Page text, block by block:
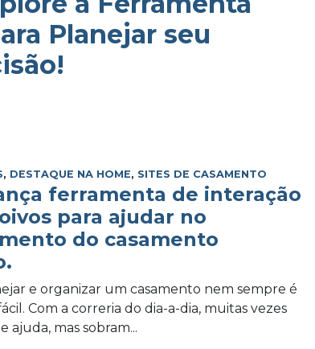
Planejar seu
, DESTAQUE NA HOME, SITES DE CASAMENTO
ferramenta de interação
para ajudar no
do casamento
e organizar um casamento nem sempre é
Com a correria do dia-a-dia, muitas vezes
ajuda, mas sobram...